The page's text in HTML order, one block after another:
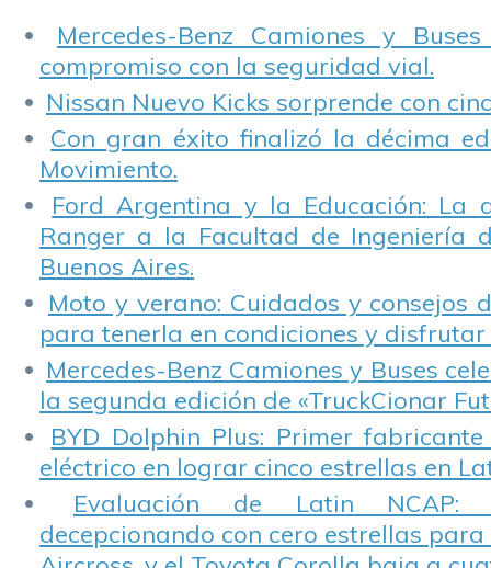
Mercedes-Benz Camiones y
compromiso con la seguridad vial.
Nissan Nuevo Kicks sorprende con
Con gran éxito finalizó la décima
Movimiento.
Ford Argentina y la Educación: La
Ranger a la Facultad de Ingeniería
Buenos Aires.
Moto y verano: Cuidados y consejos
para tenerla en condiciones y disfrutar
Mercedes-Benz Camiones y Buses
la segunda edición de «TruckCionar
BYD Dolphin Plus: Primer
eléctrico en lograr cinco estrellas en
Evaluación de Latin NCAP:
decepcionando con cero estrellas para